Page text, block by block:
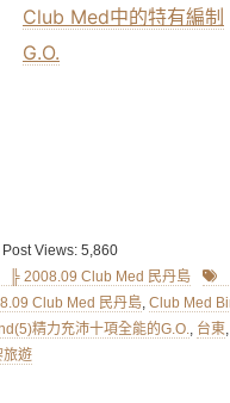
Club Med中的特有編制
G.O.
Post Views: 5,860
╠ 2008.09 Club Med 民丹島 Tags
Club Med 民丹島, Club Med
精力充沛十項全能的G.O., 台東,
旅遊